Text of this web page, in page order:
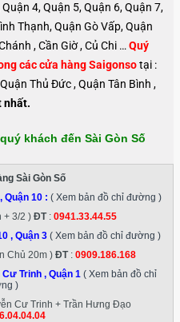
4, Quận 5, Quận 6, Quận 7,
Thạnh, Quận Gò Vấp, Quận
, Cần Giờ , Củ Chi …Quý
các cửa hàng Saigonsotại :
Thủ Đức , Quận Tân Bình ,
nhất.
khách đến Sài Gòn Số
Sài Gòn Số
Quận 10: ( Xem bản đồ chỉ đường )
+ 3/2 ) ĐT: 0941.33.44.55
, Quận 3 ( Xem bản đồ chỉ đường )
Chủ 20m ) ĐT: 0909.186.168
Trinh , Quận 1 ( Xem bản đồ chỉ
)
Cư Trinh + Trần Hưng Đạo